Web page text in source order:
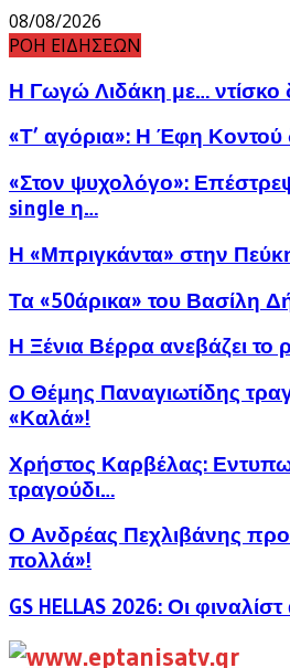
08/08/2026
ΡΟΗ ΕΙΔΗΣΕΩΝ
Η Γωγώ Λιδάκη με… ντίσκο
«Τ’ αγόρια»: Η Έφη Κοντού
«Στον ψυχολόγο»:
single η…
Η «Μπριγκάντα» στην
Τα «50άρικα» του Βασίλη
Η Ξένια Βέρρα ανεβάζει το
Ο Θέμης Παναγιωτίδης
«Καλά»!
Χρήστος Καρβέλας:
τραγούδι…
Ο Ανδρέας Πεχλιβάνης
πολλά»!
GS HELLAS 2026: Οι